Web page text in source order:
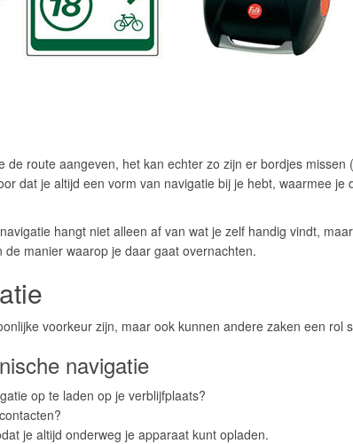
de route aangeven, het kan echter zo zijn er bordjes missen
dat je altijd een vorm van navigatie bij je hebt, waarmee je
hangt niet alleen af van wat je zelf handig vindt,
manier waarop je daar gaat overnachten.
voorkeur zijn, maar ook kunnen andere zaken een rol
navigatie
op te laden op je verblijfplaats?
je altijd onderweg je apparaat kunt opladen.